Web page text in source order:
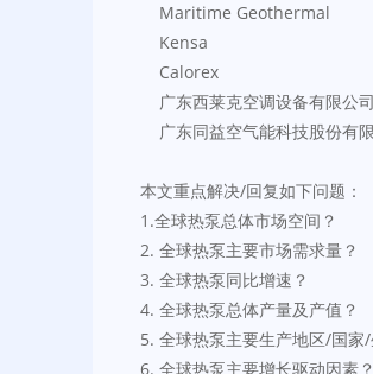
    Maritime Geothermal
    Kensa
    Calorex
    广东西莱克空调设备有限公司
广东同益空气能科技股份有
本文重点解决/回复如下问题：
1.全球热泵总体市场空间？
2. 全球热泵主要市场需求量？
3. 全球热泵同比增速？
4. 全球热泵总体产量及产值？
5. 全球热泵主要生产地区/国家/
6. 全球热泵主要增长驱动因素？